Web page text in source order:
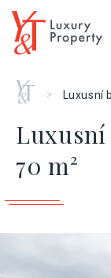
Home
> Luxusní
Luxusní
70 m²